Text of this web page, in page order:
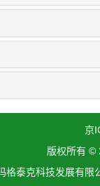
京
版权所有 ©
格泰克科技发展有